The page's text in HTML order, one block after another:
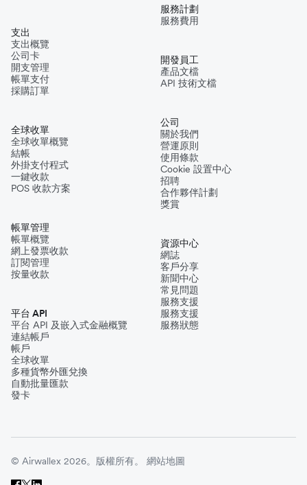
支出
支出概覽
公司卡
開支管理
帳單支付
採購訂單
全球收單
全球收單概覽
結帳
外掛支付程式
一鍵收款
POS 收款方案
帳單管理
帳單概覽
網上發票收款
訂閱管理
按量收款
平台 API
平台 API 及嵌入式金融概覽
連結帳戶
帳戶
全球收單
多種貨幣外匯兌換
自動批量匯款
發卡
服務計劃
服務費用
開發員工
產品文檔
API 技術文檔
公司
關於我們
營運原則
使用條款
Cookie 設置中心
招聘
合作夥伴計劃
獎賞
資源中心
網誌
客戶分享
新聞中心
常見問題
服務支援
服務支援
服務狀態
© Airwallex 2026。版權所有。 網站地圖